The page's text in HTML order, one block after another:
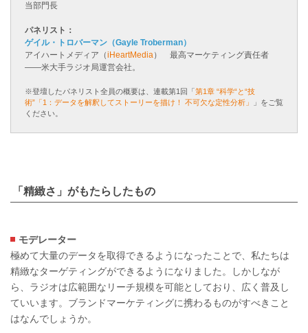
当部門長
パネリスト：
ゲイル・トロバーマン（Gayle Troberman）
アイハートメディア（iHeartMedia） 最高マーケティング責任者
――米大手ラジオ局運営会社。
※登壇したパネリスト全員の概要は、連載第1回「 第1章 “科学“と“技
術”「1：データを解釈してストーリーを描け！ 不可欠な定性分析」
」をご覧
ください。
「精緻さ」がもたらしたもの
モデレーター
極めて大量のデータを取得できるようになったことで、私たちは
精緻なターゲティングができるようになりました。しかしなが
ら、ラジオは広範囲なリーチ規模を可能としており、広く普及し
ていいます。ブランドマーケティングに携わるものがすべきこと
はなんでしょうか。